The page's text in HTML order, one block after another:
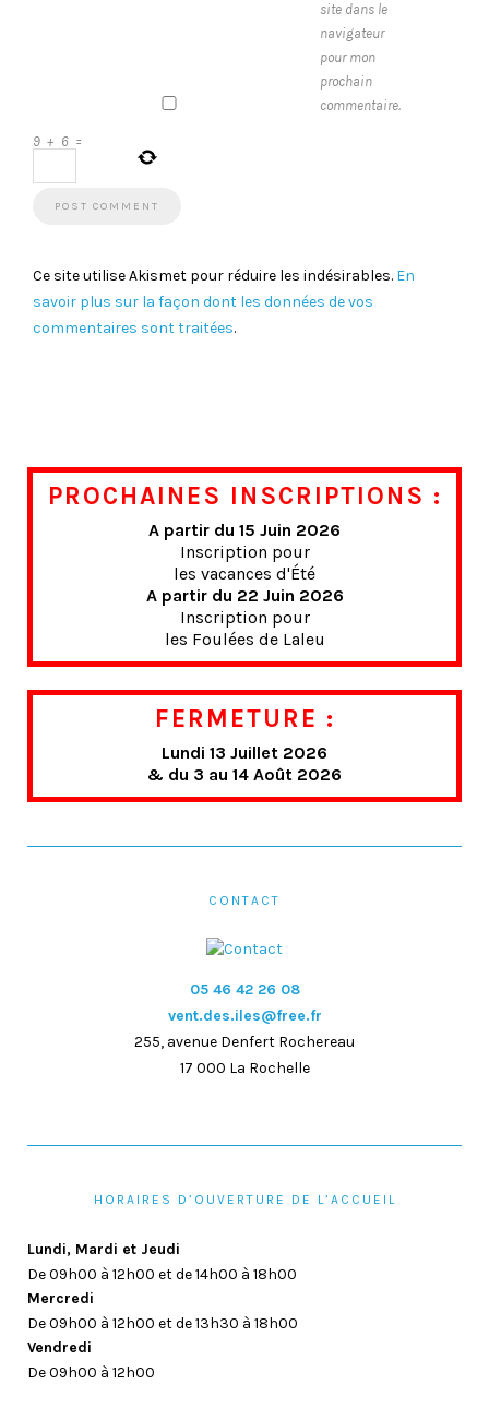
site dans le
navigateur
pour mon
prochain
commentaire.
9 + 6 =
Ce site utilise Akismet pour réduire les indésirables. En
savoir plus sur la façon dont les données de vos
commentaires sont traitées.
PROCHAINES INSCRIPTIONS :
A partir du 15 Juin 2026
Inscription pour
les vacances d'Été
A partir du 22 Juin 2026
Inscription pour
les Foulées de Laleu
FERMETURE :
Lundi 13 Juillet 2026
& du 3 au 14 Août 2026
CONTACT
05 46 42 26 08
vent.des.iles@free.fr
255, avenue Denfert Rochereau
17 000 La Rochelle
HORAIRES D’OUVERTURE DE L’ACCUEIL
Lundi, Mardi et Jeudi
De 09h00 à 12h00 et de 14h00 à 18h00
Mercredi
De 09h00 à 12h00 et de 13h30 à 18h00
Vendredi
De 09h00 à 12h00